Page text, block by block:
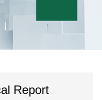
Report